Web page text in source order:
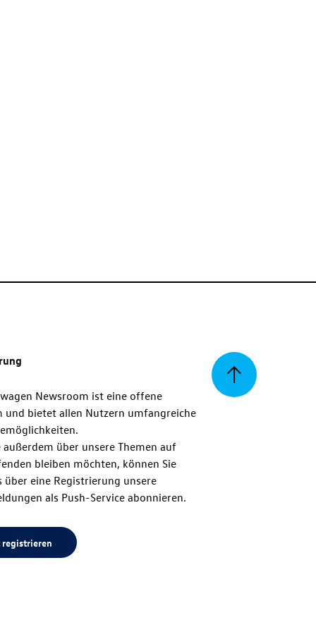
Zurück
Newsroom ist eine offene
und bietet allen Nutzern umfangreiche
außerdem über unsere Themen auf
bleiben möchten, können Sie
über eine Registrierung unsere
als Push-Service abonnieren.
registrieren